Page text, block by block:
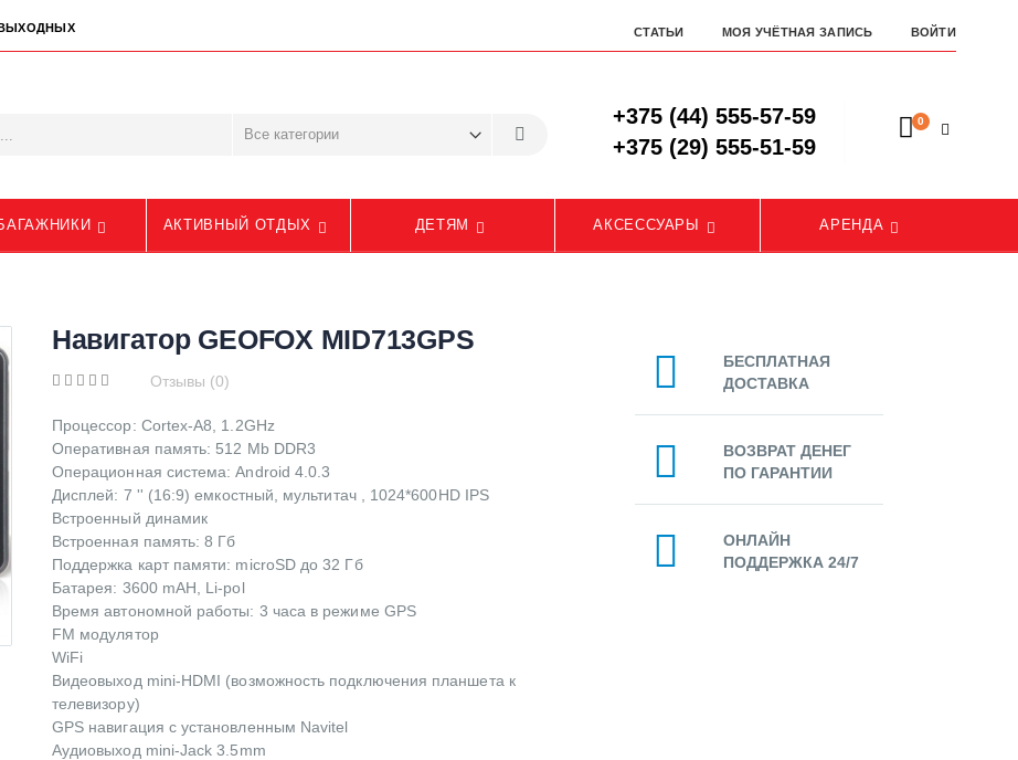
ВЫХОДНЫХ СТАТЬИ МОЯ УЧЁТНАЯ ЗАПИСЬ ВОЙТИ
+375 (44) 555-57-59
+375 (29) 555-51-59
0
АКТИВНЫЙ ОТДЫХ ДЕТЯМ АКСЕССУАРЫ АРЕНДА
Навигатор GEOFOX MID713GPS
Отзывы (0)
Процессор: Cortex-A8, 1.2GHz
Оперативная память: 512 Mb DDR3
Операционная система: Android 4.0.3
Дисплей: 7 '' (16:9) емкостный, мультитач , 1024*600HD IPS
Встроенный динамик
Встроенная память: 8 Гб
Поддержка карт памяти: microSD до 32 Гб
Батарея: 3600 mAH, Li-pol
Время автономной работы: 3 часа в режиме GPS
FM модулятор
WiFi
Видеовыход mini-HDMI (возможность подключения планшета к
телевизору)
GPS навигация с установленным Navitel
Аудиовыход mini-Jack 3.5mm
БЕСПЛАТНАЯ
ДОСТАВКА
ВОЗВРАТ ДЕНЕГ
ПО ГАРАНТИИ
ОНЛАЙН
ПОДДЕРЖКА 24/7